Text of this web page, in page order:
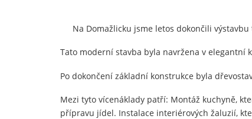
Na Domažlicku jsme letos dokončili
Tato moderní stavba byla navržena v elegantní
Po dokončení základní konstrukce byla
Mezi tyto vícenáklady patří: Montáž kuchyně,
přípravu jídel. Instalace interiérových žaluzií,